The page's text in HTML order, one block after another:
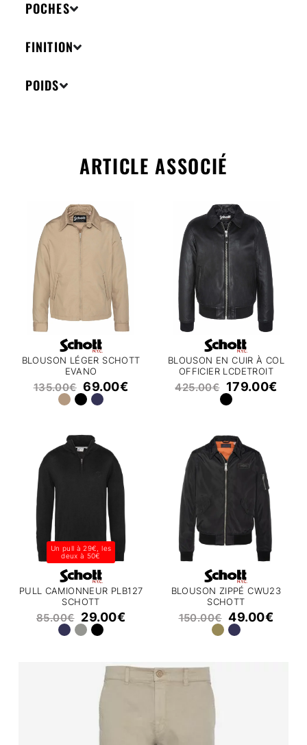
POCHES
FINITION
POIDS
ARTICLE ASSOCIÉ
BLOUSON LÉGER SCHOTT
EVANO
135.00€ 69.00€
BLOUSON EN CUIR À COL
OFFICIER LCDETROIT
SCHOTT
425.00€ 179.00€
Un pull à 29€, les
deux à 50€
PULL CAMIONNEUR PLB127
SCHOTT
85.00€ 29.00€
BLOUSON ZIPPÉ CWU23
SCHOTT
150.00€ 49.00€